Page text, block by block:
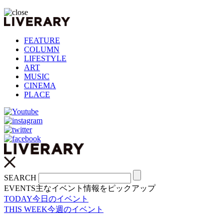
FEATURE
COLUMN
LIFESTYLE
ART
MUSIC
CINEMA
PLACE
SEARCH
EVENTS主なイベント情報をピックアップ
TODAY今日のイベント
THIS WEEK今週のイベント